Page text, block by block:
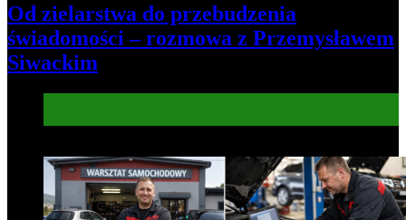
Od zielarstwa do przebudzenia
świadomości – rozmowa z Przemysławem
Siwackim